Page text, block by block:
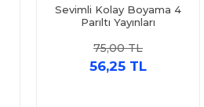
Sevimli Kolay Boyama 4
Parıltı Yayınları
75,00 TL
56,25 TL